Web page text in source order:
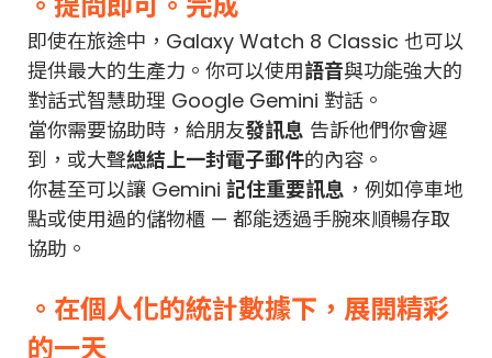
即使在旅途中，Galaxy Watch 8 Classic 也可以
提供最大的生產力。你可以使用語音與功能強大的
對話式智慧助理 Google Gemini 對話。
當你需要協助時，給朋友發訊息 告訴他們你會遲
到，或大聲總結上一封電子郵件的內容。
你甚至可以讓 Gemini 記住重要訊息 ，例如停車地
點或使用過的儲物櫃 — 都能透過手腕來順暢存取
協助。
。在個人化的統計數據下，展開精彩
的一天